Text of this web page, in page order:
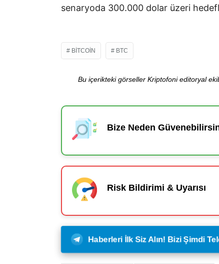
senaryoda 300.000 dolar üzeri
BITCOIN BTC
Bu içerikteki görseller Kriptofoni editoryal
Bize Neden
Risk Bildirimi & Uyarısı
Haberleri İlk Siz Alın! Bizi Şimdi